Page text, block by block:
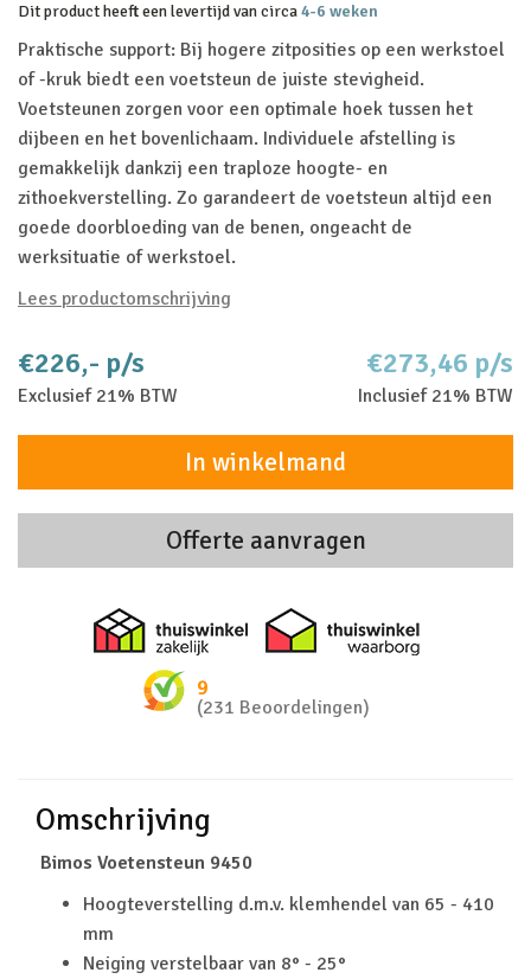
Dit product heeft een levertijd van circa4-6 weken
Praktische support: Bij hogere zitposities op een werkstoel
of -kruk biedt een voetsteun de juiste stevigheid.
Voetsteunen zorgen voor een optimale hoek tussen het
dijbeen en het bovenlichaam. Individuele afstelling is
gemakkelijk dankzij een traploze hoogte- en
zithoekverstelling. Zo garandeert de voetsteun altijd een
goede doorbloeding van de benen, ongeacht de
werksituatie of werkstoel.
Lees productomschrijving
€226,- p/s
Exclusief 21% BTW
€273,46 p/s
Inclusief 21% BTW
In winkelmand
Offerte aanvragen
Thuiswinkel zakelijk
9
(231 Beoordelingen)
Omschrijving
Bimos Voetensteun 9450
Hoogteverstelling d.m.v. klemhendel van 65 - 410
mm
Neiging verstelbaar van 8° - 25°